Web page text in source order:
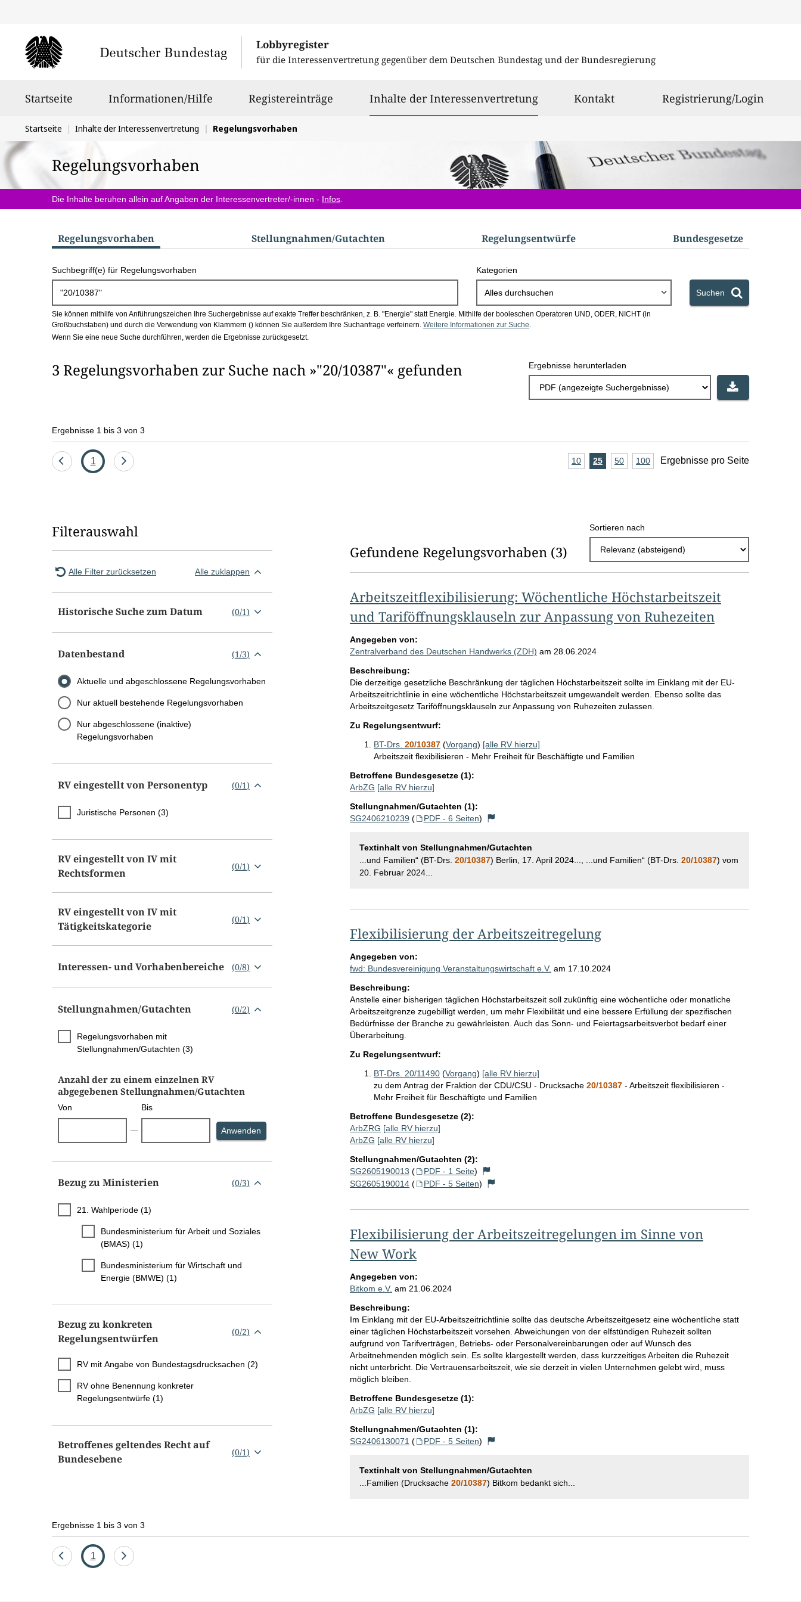
Lobbyregister
für die Interessenvertretung gegenüber dem Deutschen Bundestag und der Bundesregierung
Startseite Informationen/Hilfe Registereinträge Inhalte der Interessenvertretungausgewählt
Kontakt Registrierung/Login
Sie
befinden
sich
hier:
Startseite Inhalte der Interessenvertretung Regelungsvorhaben
Regelungsvorhaben
Die Inhalte beruhen allein auf Angaben der Interessenvertreter/-innen - Infos
S
u
c
h
b
x
Regelungs­vorhaben Stellungnahmen/​Gutachten Regelungs­entwürfe Bundes­gesetze
Suchbegriff(e) für Regelungsvorhaben Kategorien
Alles durchsuchen Suchen
Sie können mithilfe von Anführungszeichen Ihre Suchergebnisse auf exakte Treffer beschränken, z. B. "Energie" statt Energie. Mithilfe der booleschen Operatoren UND, ODER, NICHT (in
Großbuchstaben) und durch die Verwendung von Klammern () können Sie außerdem Ihre Suchanfrage verfeinern. Weitere Informationen zur Suche.
Wenn Sie eine neue Suche durchführen, werden die Ergebnisse zurückgesetzt.
3 Regelungsvorhaben zur Suche nach »"20/10387"« gefunden Ergebnisse herunterladen
Ergebnisse 1 bis 3 von 3
Eine
Seite
1
Eine
A
r
g
b
n
i
e
e
e
10Ergebnisse
25Ergebnisse
50Ergebnisse
100Ergebnisse
Ergebnisse pro Seite
Filterauswahl
Alle Filter zurücksetzen Alle zuklappen
Historische Suche zum Datum (0/1)
Datenbestand (1/3)
Aktuelle und abgeschlossene Regelungsvorhaben
Nur aktuell bestehende Regelungsvorhaben
Nur abgeschlossene (inaktive)
Regelungsvorhaben
RV eingestellt von Personentyp (0/1)
Juristische Personen (3)
RV eingestellt von IV mit
Rechtsformen
(0/1)
RV eingestellt von IV mit
Tätigkeitskategorie
(0/1)
Interessen- und Vorhabenbereiche (0/8)
Stellungnahmen/​Gutachten (0/2)
Regelungsvorhaben mit
Stellungnahmen/Gutachten (3)
Anzahl der zu einem einzelnen RV
abgegebenen Stellungnahmen/Gutachten
Von Bis
Anwenden Selektion Anzahl der zu einem einzelnen RV abgegebenen Stellungnahmen/Gutachten
Bezug zu Ministerien (0/3)
21. Wahlperiode (1)
Bundesministerium für Arbeit und Soziales
(BMAS) (1)
Bundesministerium für Wirtschaft und
Energie (BMWE) (1)
Bezug zu konkreten
Regelungsentwürfen
(0/2)
RV mit Angabe von Bundestagsdrucksachen (2)
RV ohne Benennung konkreter
Regelungsentwürfe (1)
Betroffenes geltendes Recht auf
Bundesebene
(0/1)
Gefundene Regelungsvorhaben (3)
Sortieren nach
Arbeitszeitflexibilisierung: Wöchentliche Höchstarbeitszeit
und Tariföffnungsklauseln zur Anpassung von Ruhezeiten
Angegeben von:
Zentralverband des Deutschen Handwerks (ZDH) am 28.06.2024
Beschreibung:
Die derzeitige gesetzliche Beschränkung der täglichen Höchstarbeitszeit sollte im Einklang mit der EU-
Arbeitszeitrichtlinie in eine wöchentliche Höchstarbeitszeit umgewandelt werden. Ebenso sollte das
Arbeitszeitgesetz Tariföffnungsklauseln zur Anpassung von Ruhezeiten zulassen.
Zu Regelungsentwurf:
BT-Drs. 20/10387(Vorgang) [alle RV hierzu]
Arbeitszeit flexibilisieren - Mehr Freiheit für Beschäftigte und Familien
Betroffene Bundesgesetze (1):
ArbZG [alle RV hierzu]
Stellungnahmen/Gutachten (1):
SG2406210239 ( PDF - 6 Seiten)
Textinhalt von Stellungnahmen/Gutachten
...und Familien“ (BT-Drs. 20/10387) Berlin, 17. April 2024..., ...und Familien“ (BT-Drs. 20/10387) vom
20. Februar 2024...
Flexibilisierung der Arbeitszeitregelung
Angegeben von:
fwd: Bundesvereinigung Veranstaltungswirtschaft e.V. am 17.10.2024
Beschreibung:
Anstelle einer bisherigen täglichen Höchstarbeitszeit soll zukünftig eine wöchentliche oder monatliche
Arbeitszeitgrenze zugebilligt werden, um mehr Flexibilität und eine bessere Erfüllung der spezifischen
Bedürfnisse der Branche zu gewährleisten. Auch das Sonn- und Feiertagsarbeitsverbot bedarf einer
Überarbeitung.
Zu Regelungsentwurf:
BT-Drs. 20/11490(Vorgang) [alle RV hierzu]
zu dem Antrag der Fraktion der CDU/CSU - Drucksache 20/10387- Arbeitszeit flexibilisieren -
Mehr Freiheit für Beschäftigte und Familien
Betroffene Bundesgesetze (2):
ArbZRG [alle RV hierzu]
ArbZG [alle RV hierzu]
Stellungnahmen/Gutachten (2):
SG2605190013 ( PDF - 1 Seite)
SG2605190014( PDF - 5 Seiten)
Flexibilisierung der Arbeitszeitregelungen im Sinne von
New Work
Angegeben von:
Bitkom e.V. am 21.06.2024
Beschreibung:
Im Einklang mit der EU-Arbeitszeitrichtlinie sollte das deutsche Arbeitszeitgesetz eine wöchentliche statt
einer täglichen Höchstarbeitszeit vorsehen. Abweichungen von der elfstündigen Ruhezeit sollten
aufgrund von Tarifverträgen, Betriebs- oder Personalvereinbarungen oder auf Wunsch des
Arbeitnehmenden möglich sein. Es sollte klargestellt werden, dass kurzzeitiges Arbeiten die Ruhezeit
nicht unterbricht. Die Vertrauensarbeitszeit, wie sie derzeit in vielen Unternehmen gelebt wird, muss
möglich bleiben.
Betroffene Bundesgesetze (1):
ArbZG [alle RV hierzu]
Stellungnahmen/Gutachten (1):
SG2406130071 ( PDF - 5 Seiten)
Textinhalt von Stellungnahmen/Gutachten
...Familien (Drucksache 20/10387) Bitkom bedankt sich...
Ergebnisse 1 bis 3 von 3
Eine
Seite
1
Eine